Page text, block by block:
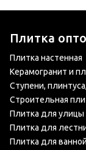
Плитка
Плитка настенная
Керамогранит и
Ступени,
Строительная
Плитка для улицы
Плитка для
Плитка для ванной